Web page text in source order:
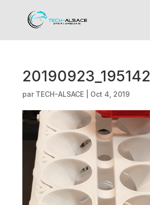
20190923_195142
par TECH-ALSACE| Oct 4, 2019